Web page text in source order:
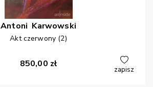
Antoni Karwowski
Akt czerwony (2)
850,00 zł
zapisz